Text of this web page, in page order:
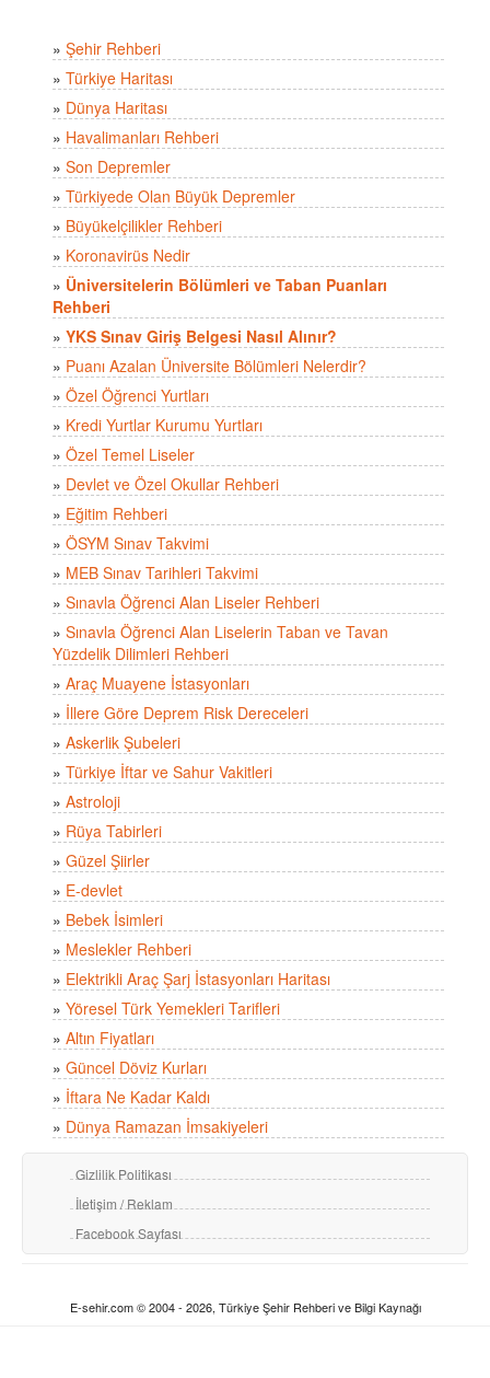
» Şehir Rehberi
» Türkiye Haritası
» Dünya Haritası
» Havalimanları Rehberi
» Son Depremler
» Türkiyede Olan Büyük Depremler
» Büyükelçilikler Rehberi
» Koronavirüs Nedir
» Üniversitelerin Bölümleri ve Taban Puanları
Rehberi
» YKS Sınav Giriş Belgesi Nasıl Alınır?
» Puanı Azalan Üniversite Bölümleri Nelerdir?
» Özel Öğrenci Yurtları
» Kredi Yurtlar Kurumu Yurtları
» Özel Temel Liseler
» Devlet ve Özel Okullar Rehberi
» Eğitim Rehberi
» ÖSYM Sınav Takvimi
» MEB Sınav Tarihleri Takvimi
» Sınavla Öğrenci Alan Liseler Rehberi
» Sınavla Öğrenci Alan Liselerin Taban ve Tavan
Yüzdelik Dilimleri Rehberi
» Araç Muayene İstasyonları
» İllere Göre Deprem Risk Dereceleri
» Askerlik Şubeleri
» Türkiye İftar ve Sahur Vakitleri
» Astroloji
» Rüya Tabirleri
» Güzel Şiirler
» E-devlet
» Bebek İsimleri
» Meslekler Rehberi
» Elektrikli Araç Şarj İstasyonları Haritası
» Yöresel Türk Yemekleri Tarifleri
» Altın Fiyatları
» Güncel Döviz Kurları
» İftara Ne Kadar Kaldı
» Dünya Ramazan İmsakiyeleri
Gizlilik Politikası
İletişim / Reklam
Facebook Sayfası
E-sehir.com © 2004 - 2026, Türkiye Şehir Rehberi ve Bilgi Kaynağı